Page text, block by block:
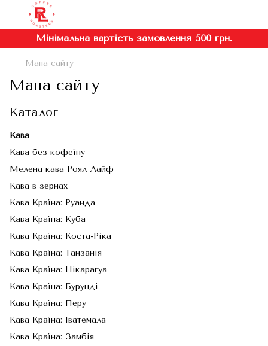
Мінімальна вартість замовлення 500 грн.
Мапа сайту
Мапа сайту
Каталог
Кава
Кава без кофеїну
Мелена кава Роял Лайф
Кава в зернах
Кава Країна: Руанда
Кава Країна: Куба
Кава Країна: Коста-Ріка
Кава Країна: Танзанія
Кава Країна: Нікарагуа
Кава Країна: Бурунді
Кава Країна: Перу
Кава Країна: Гватемала
Кава Країна: Замбія